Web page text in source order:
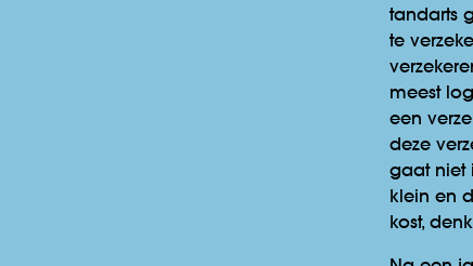
tandarts
te
meest
een
deze
gaat niet
klein en
kost,